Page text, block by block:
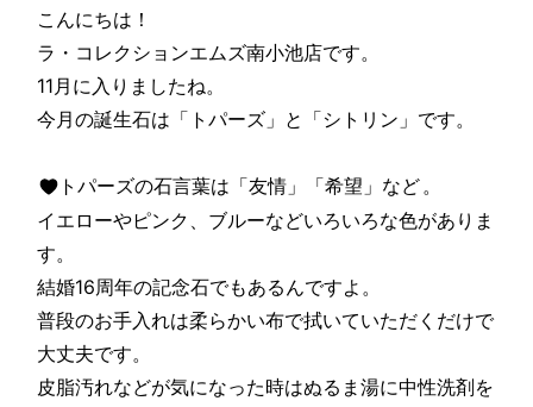
こんにちは！
ラ・コレクションエムズ南小池店です。
11月に入りましたね。
今月の誕生石は「トパーズ」と「シトリン」です。
トパーズの石言葉は「友情」「希望」など。
イエローやピンク、ブルーなどいろいろな色がありま
す。
結婚16周年の記念石でもあるんですよ。
普段のお手入れは柔らかい布で拭いていただくだけで
大丈夫です。
皮脂汚れなどが気になった時はぬるま湯に中性洗剤を